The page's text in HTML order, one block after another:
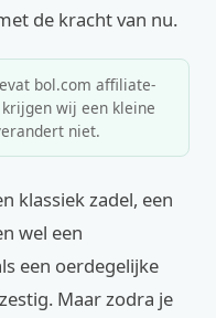
de kracht van nu.
bol.com affiliate-
wij een kleine
niet.
klassiek zadel, een
wel een
een oerdegelijke
Maar zodra je